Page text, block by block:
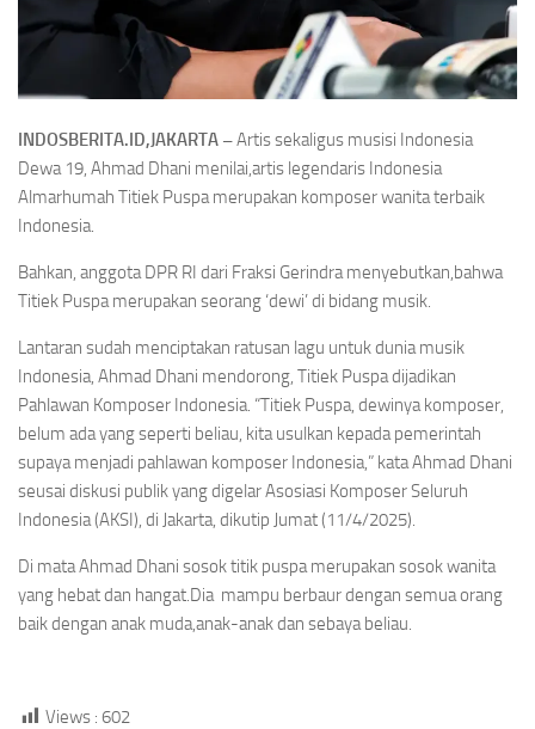
INDOSBERITA.ID,JAKARTA –Artis sekaligus musisi Indonesia
Dewa 19, Ahmad Dhani menilai,artis legendaris Indonesia
Almarhumah Titiek Puspa merupakan komposer wanita terbaik
Indonesia.
Bahkan, anggota DPR RI dari Fraksi Gerindra menyebutkan,bahwa
Titiek Puspa merupakan seorang ‘dewi’ di bidang musik.
Lantaran sudah menciptakan ratusan lagu untuk dunia musik
Indonesia, Ahmad Dhani mendorong, Titiek Puspa dijadikan
Pahlawan Komposer Indonesia. “Titiek Puspa, dewinya komposer,
belum ada yang seperti beliau, kita usulkan kepada pemerintah
supaya menjadi pahlawan komposer Indonesia,” kata Ahmad Dhani
seusai diskusi publik yang digelar Asosiasi Komposer Seluruh
Indonesia (AKSI), di Jakarta, dikutip Jumat (11/4/2025).
Di mata Ahmad Dhani sosok titik puspa merupakan sosok wanita
yang hebat dan hangat.Dia mampu berbaur dengan semua orang
baik dengan anak muda,anak-anak dan sebaya beliau.
Views : 602